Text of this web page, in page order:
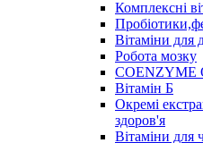
Комплексні
Вітаміни для
Робота мозку
COENZYME
Вітамін Б
Окремі
здоров'я
Вітаміни для